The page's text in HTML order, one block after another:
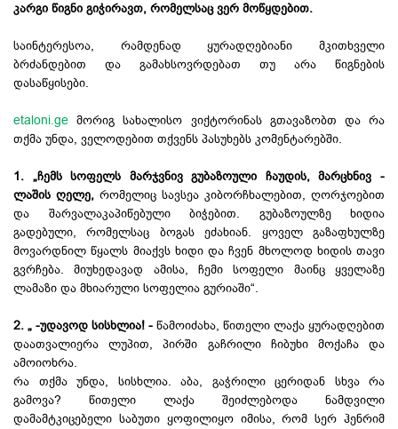
კარგი წიგნი გიჭირავთ, რომელსაც ვერ მოწყდებით.
საინტერესოა, რამდენად ყურადღებიანი მკითხველი
ბრძანდებით და გამახსოვრდებათ თუ არა წიგნების
დასაწყისები.
etaloni.ge მორიგ სახალისო ვიქტორინას გთავაზობთ და რა
თქმა უნდა, ველოდებით თქვენს პასუხებს კომენტარებში.
1. „ჩემს სოფელს მარჯვნივ გუბაზოული ჩაუდის, მარცხნივ -
ლაშის ღელე, რომელიც სავსეა კიბორჩხალებით, ღორჯოებით
და შარვალაკაპიწებული ბიჭებით. გუბაზოულზე ხიდია
გადებული, რომელსაც ბოგას ეძახიან. ყოველ გაზაფხულზე
მოვარდნილ წყალს მიაქვს ხიდი და ჩვენ მხოლოდ ხიდის თავი
გვრჩება. მიუხედავად ამისა, ჩემი სოფელი მაინც ყველაზე
ლამაზი და მხიარული სოფელია გურიაში“.
2. „ -უდავოდ სისხლია! - წამოიძახა, წითელი ლაქა ყურადღებით
დაათვალიერა ლუპით, პირში გაჩრილი ჩიბუხი მოქაჩა და
ამოიოხრა.
რა თქმა უნდა, სისხლია. აბა, გაჭრილი ცერიდან სხვა რა
გამოვა? წითელი ლაქა შეიძლებოდა ნამდვილი
დამამტკიცებელი საბუთი ყოფილიყო იმისა, რომ სერ ჰენრიმ